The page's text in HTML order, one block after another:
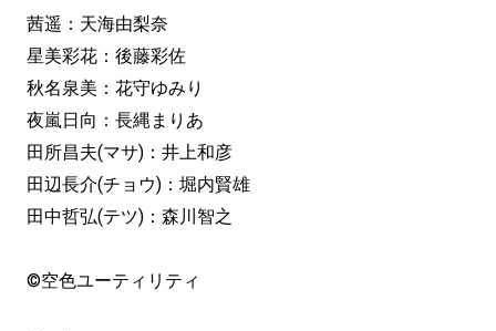
茜遥：天海由梨奈
星美彩花：後藤彩佐
秋名泉美：花守ゆみり
夜嵐日向：長縄まりあ
田所昌夫(マサ)：井上和彦
田辺長介(チョウ)：堀内賢雄
田中哲弘(テツ)：森川智之
©空色ユーティリティ